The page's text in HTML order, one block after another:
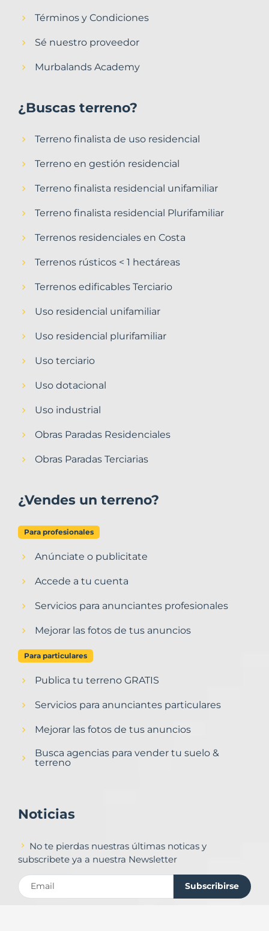
Términos y Condiciones
Sé nuestro proveedor
Murbalands Academy
¿Buscas terreno?
Terreno finalista de uso residencial
Terreno en gestión residencial
Terreno finalista residencial unifamiliar
Terreno finalista residencial Plurifamiliar
Terrenos residenciales en Costa
Terrenos rústicos < 1 hectáreas
Terrenos edificables Terciario
Uso residencial unifamiliar
Uso residencial plurifamiliar
Uso terciario
Uso dotacional
Uso industrial
Obras Paradas Residenciales
Obras Paradas Terciarias
¿Vendes un terreno?
Para profesionales
Anúnciate o publicitate
Accede a tu cuenta
Servicios para anunciantes profesionales
Mejorar las fotos de tus anuncios
Para particulares
Publica tu terreno GRATIS
Servicios para anunciantes particulares
Mejorar las fotos de tus anuncios
Busca agencias para vender tu suelo &
terreno
Noticias
No te pierdas nuestras últimas noticas y
subscribete ya a nuestra Newsletter
Subscribirse